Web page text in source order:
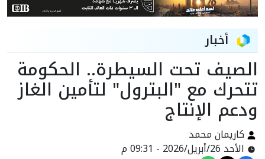
أخبار
الصيف تحت السيطرة.. الحكومة
تتحرك مع "البترول" لتأمين الغاز
ودعم الإنتاج
كاريمان محمد
الأحد 26/أبريل/2026 - 09:31 م